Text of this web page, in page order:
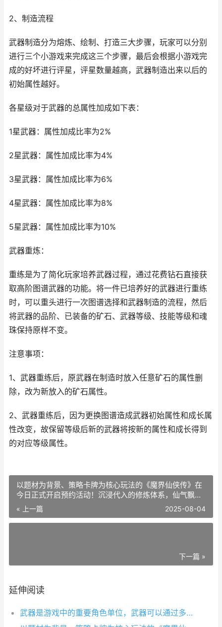
2、制造流程
武器制造分为熔炼、绘制、打造三大步骤，玩家可以分别
进行三个小游戏来完成这三个步骤，最后会根据小游戏完
成的好坏进行评星，评星数量越高，武器制造出来以后的
初始属性越好。
各星级对于武器的总属性加成如下表：
1星武器：属性加成比率为2%
2星武器：属性加成比率为4%
3星武器：属性加成比率为6%
4星武器：属性加成比率为8%
5星武器：属性加成比率为10%
武器重炼：
重练是为了简化玩家培养武器过程，通过花费钻石直接获
取高阶图谱武器的功能。将一件已培养好的武器进行重练
时，可以重头进行一次图谱选择和武器制造的流程，然后
将武器的品阶、已装备的矿石、武器等级、技能等级和魂
珠保持原样不变。
注意事项：
1、武器重练后，原武器在制造时放入任意矿石的属性删
除，改为新放入的矿石属性。
2、武器重练后，因为更换图谱造成武器初始属性和成长属
性改变，故保留等级后新的武器将按新的属性和成长得到
的对应等级属性。
以题材为背景、策略卡牌为核心玩法的《魔界仙侠传》在
今日正式开启预约活动！沉浸代入的修炼体系，仙气飘飘
的伙伴立绘，赏心悦目的战斗表现，都能让玩家在这个游
戏过程中体验到与众不同的修仙世界。游戏中玩家将带领
« 上一篇 2025-08-04
下一篇 »
延伸阅读
武器是游戏中的重要角色单位，武器可以通过多种方式进行养成，从而提高武器属性，增加战斗实力。武器养成主要分为图谱收集、武器制造、武器进阶、武器升级、技能升级、魂珠收集等六大部分。